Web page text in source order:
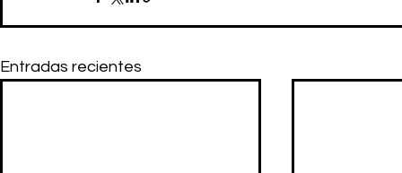
Entradas recientes